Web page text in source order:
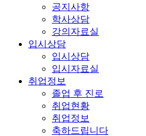
공지사항
학사상담
강의자료실
입시상담
입시상담
입시자료실
취업정보
졸업 후 진로
취업현황
취업정보
축하드립니다